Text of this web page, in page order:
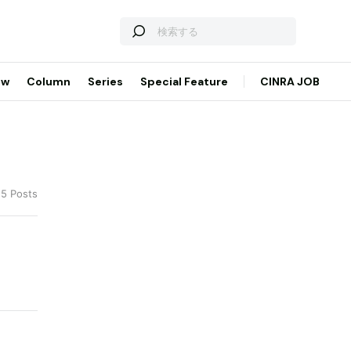
Column Series Special Feature CINRA JOB
Posts